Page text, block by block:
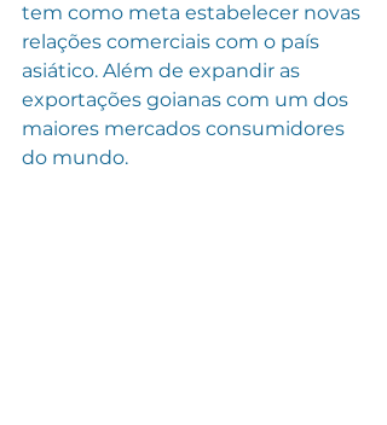
tem como meta estabelecer novas
relações comerciais com o país
asiático. Além de expandir as
exportações goianas com um dos
maiores mercados consumidores
do mundo.